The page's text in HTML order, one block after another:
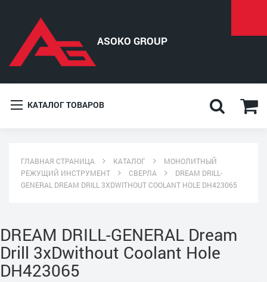
КАТАЛОГ ТОВАРОВ
ГЛАВНАЯ СТРАНИЦА КАТАЛОГ
МОНОЛИТНЫЙ
РЕЖУЩИЙ ИНСТРУМЕНТ
СВЕРЛА
DREAM DRILL-
GENERAL DREAM DRILL 3XDWITHOUT COOLANT HOLE DH423065
DREAM DRILL-GENERAL Dream
Drill 3xDwithout Coolant Hole
DH423065